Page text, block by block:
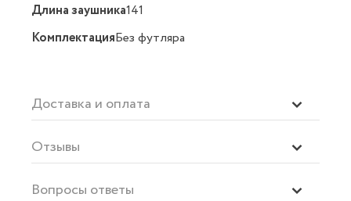
Длина заушника141
КомплектацияБез футляра
Доставка и оплата
Отзывы
Вопросы ответы